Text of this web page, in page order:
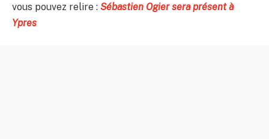
vous pouvez relire : Sébastien Ogier sera présent à
Ypres